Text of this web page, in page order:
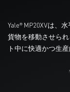
Yale® MP20XVは、
貨物を移動させら
ト中に快適かつ生